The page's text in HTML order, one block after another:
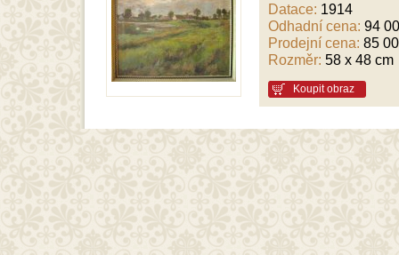
Datace: 1914
Odhadní cena: 94
Prodejní cena: 85
Rozměr: 58 x 48 cm
Koupit obraz